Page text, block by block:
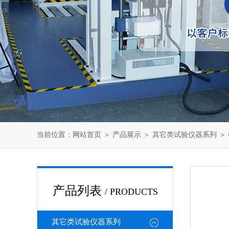
当前位置： 网站首页 ＞ 产品展示 ＞ 其它类试验仪器系列 ＞
产品列表 / PRODUCTS
其它类试验仪器系列